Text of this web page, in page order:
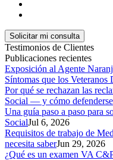
Testimonios de Clientes
Publicaciones recientes
Exposición al Agente
Síntomas que los Veteranos
Por qué se rechazan las
Social — y cómo defenderse
Una guía paso a paso para
SocialJul 6, 2026
Requisitos de trabajo de
necesita saberJun 29, 2026
¿Qué es un examen VA